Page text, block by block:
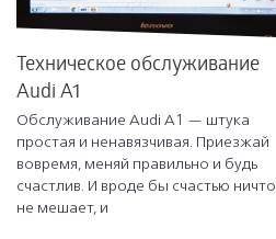
Техническое обслуживание
Audi A1
Обслуживание Audi A1 — штука
простая и ненавязчивая. Приезжай
вовремя, меняй правильно и будь
счастлив. И вроде бы счастью ничто
не мешает, и